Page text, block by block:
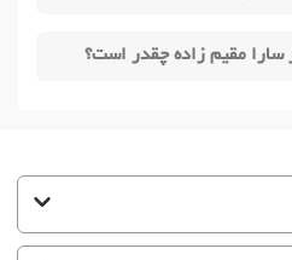
سارا مقیم زاده چقدر است؟